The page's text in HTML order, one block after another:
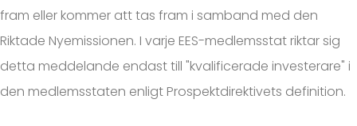
fram eller kommer att tas fram i samband med den
Riktade Nyemissionen. I varje EES-medlemsstat riktar sig
detta meddelande endast till "kvalificerade investerare" i
den medlemsstaten enligt Prospektdirektivets definition.